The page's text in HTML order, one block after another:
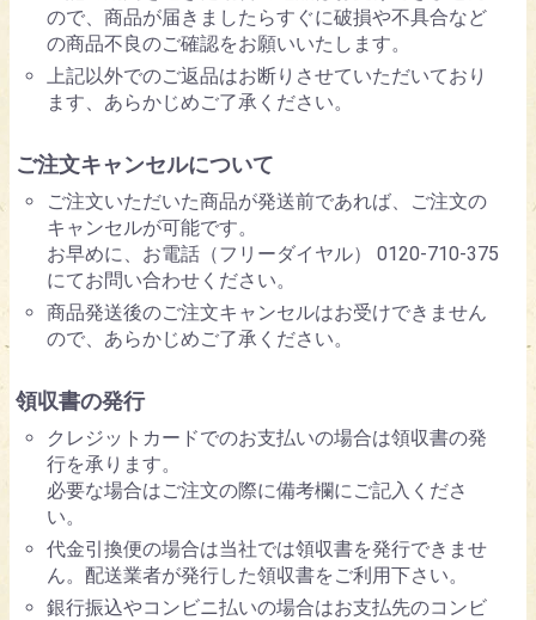
ので、商品が届きましたらすぐに破損や不具合など
の商品不良のご確認をお願いいたします。
上記以外でのご返品はお断りさせていただいており
ます、あらかじめご了承ください。
ご注文キャンセルについて
ご注文いただいた商品が発送前であれば、ご注文の
キャンセルが可能です。
お早めに、お電話（フリーダイヤル） 0120-710-375
にてお問い合わせください。
商品発送後のご注文キャンセルはお受けできません
ので、あらかじめご了承ください。
領収書の発行
クレジットカードでのお支払いの場合は領収書の発
行を承ります。
必要な場合はご注文の際に備考欄にご記入くださ
い。
代金引換便の場合は当社では領収書を発行できませ
ん。配送業者が発行した領収書をご利用下さい。
銀行振込やコンビニ払いの場合はお支払先のコンビ